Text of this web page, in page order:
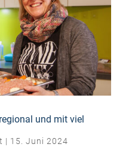
und mit viel
| 15. Juni 2024